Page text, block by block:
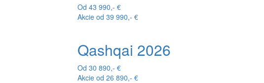
Od 43 990,- €
Akcie od 39 990,- €
Qashqai 2026
Od 30 890,- €
Akcie od 26 890,- €